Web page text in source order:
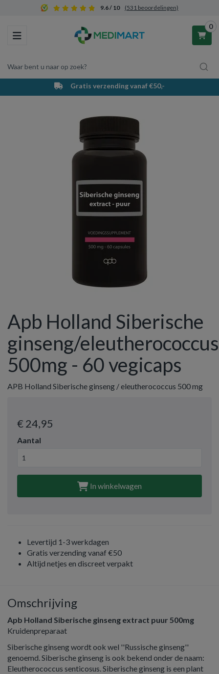
9.6 / 10 (531 beoordelingen)
Toggle navigation
Waar bent u naar op zoek?
0
Winkelwagen
Uw winkelwagen is leeg.
Vul hem met producten.
Gratis verzending vanaf €50,-
Apb Holland Siberische
ginseng/eleutherococcus
500mg - 60 vegicaps
APB Holland Siberische ginseng / eleutherococcus 500 mg
€ 24,95
Aantal
In winkelwagen
Levertijd 1-3 werkdagen
Gratis verzending vanaf €50
Altijd netjes en discreet verpakt
Omschrijving
Apb Holland Siberische ginseng extract puur 500mg
Kruidenpreparaat
Siberische ginseng wordt ook wel ''Russische ginseng''
genoemd. Siberische ginseng is ook bekend onder de naam:
Eleutherococcus senticosus. Siberische ginseng is een plant